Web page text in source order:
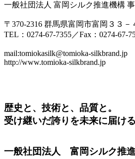
一般社団法人 富岡シルク推進機構
〒370-2316 群馬県富岡市富岡３３－
TEL：0274-67-7355／Fax：0274-67-
mail:tomiokasilk@tomioka-silkbrand.jp
http://www.tomioka-silkbrand.jp
歴史と、技術と、品質と。
受け継いだ誇りを未来に届ける
一般社団法人 富岡シルク推